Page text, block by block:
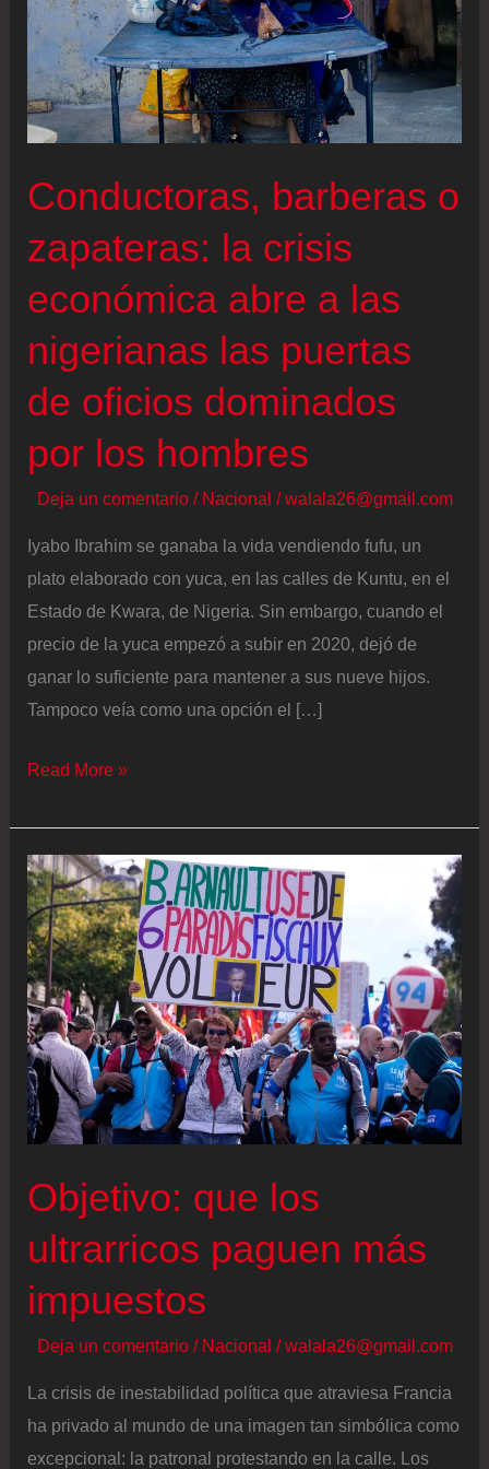
Conductoras, barberas o
zapateras: la crisis
económica abre a las
nigerianas las puertas
de oficios dominados
por los hombres
Deja un comentario / Nacional /walala26@gmail.com
Iyabo Ibrahim se ganaba la vida vendiendo fufu, un
plato elaborado con yuca, en las calles de Kuntu, en el
Estado de Kwara, de Nigeria. Sin embargo, cuando el
precio de la yuca empezó a subir en 2020, dejó de
ganar lo suficiente para mantener a sus nueve hijos.
Tampoco veía como una opción el […]
Conductoras,
o
zapateras:
la
crisis
económica
abre
a
las
nigerianas
las
de
dominados
por
hombres
Read More »
Objetivo: que los
ultrarricos paguen más
impuestos
Deja un comentario / Nacional /walala26@gmail.com
La crisis de inestabilidad política que atraviesa Francia
ha privado al mundo de una imagen tan simbólica como
excepcional: la patronal protestando en la calle. Los